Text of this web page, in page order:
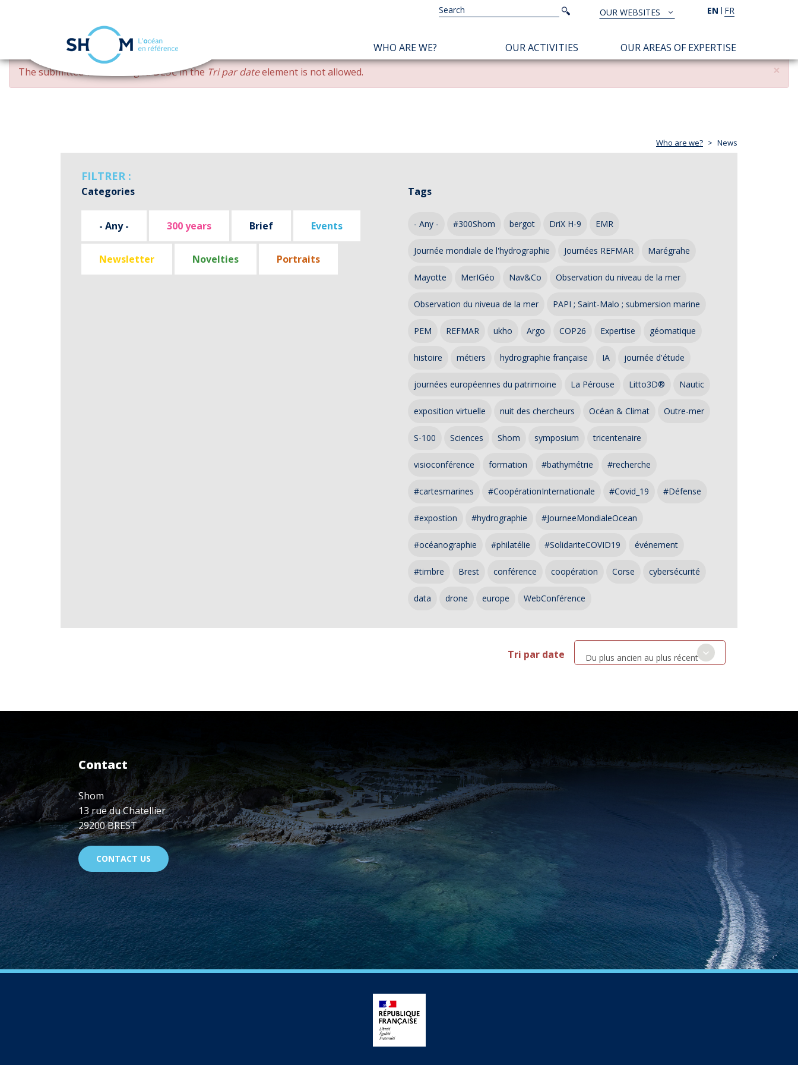
Skip
main
EN FR
TOUS
NOS
SITES
OUR WEBSITES
Search
Search
NAVIGATION
PRINCIPALE
WHO ARE WE? OUR ACTIVITIES OUR AREAS OF EXPERTISE
×
ERROR
MESSAGE
The submitted value changed DESCin theTri par dateelement is not allowed.
Who are we? News
FILTRER :
Categories
- Any - 300 years Brief Events
Newsletter Novelties Portraits
Tags
- Any - #300Shom bergot DriX H-9 EMR
Journée mondiale de l'hydrographie Journées REFMAR Marégrahe
Mayotte MerIGéo Nav&Co Observation du niveau de la mer
Observation du niveua de la mer PAPI ; Saint-Malo ; submersion marine
PEM REFMAR ukho Argo COP26 Expertise géomatique
histoire métiers hydrographie française IA journée d'étude
journées européennes du patrimoine La Pérouse Litto3D® Nautic
exposition virtuelle nuit des chercheurs Océan & Climat Outre-mer
S-100 Sciences Shom symposium tricentenaire
visioconférence formation #bathymétrie #recherche
#cartesmarines #CoopérationInternationale #Covid_19 #Défense
#expostion #hydrographie #JourneeMondialeOcean
#océanographie #philatélie #SolidariteCOVID19 événement
#timbre Brest conférence coopération Corse cybersécurité
data drone europe WebConférence
Tri par date Du plus ancien au plus récent
Contact
Shom
13 rue du Chatellier
29200 BREST
CONTACT US